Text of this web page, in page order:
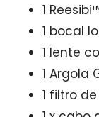
1
1 bocal
1 lente
1 Argola
1 filtro de